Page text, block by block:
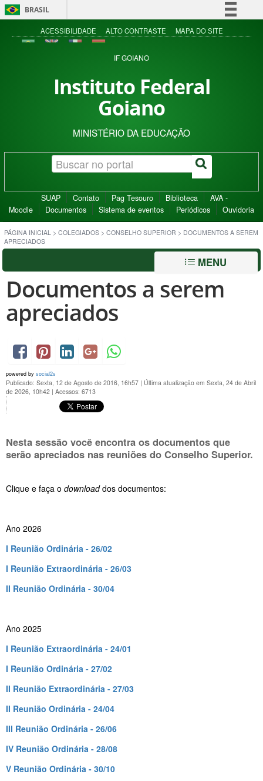
BRASIL
Simplifique!
Acesso à informação
ACESSIBILIDADE ALTO CONTRASTE MAPA DO SITE
IF GOIANO
Instituto Federal
Goiano
MINISTÉRIO DA EDUCAÇÃO
SUAP Contato Pag Tesouro Biblioteca
AVA -
Moodle
Documentos Sistema de eventos Periódicos Ouvidoria
PÁGINA INICIAL > COLEGIADOS > CONSELHO SUPERIOR > DOCUMENTOS A SEREM
APRECIADOS
MENU
Documentos a serem
apreciados
powered by social2s
Publicado: Sexta, 12 de Agosto de 2016, 16h57 | Última atualização em Sexta, 24 de Abril
de 2026, 10h42 | Acessos: 6713
Nesta sessão você encontra os documentos que
serão apreciados nas reuniões do Conselho Superior.
Clique e faça o downloaddos documentos:
Ano 2026
I Reunião Ordinária - 26/02
I Reunião Extraordinária - 26/03
II Reunião Ordinária - 30/04
Ano 2025
I Reunião Extraordinária - 24/01
I Reunião Ordinária - 27/02
II Reunião Extraordinária - 27/03
II Reunião Ordinária - 24/04
III Reunião Ordinária - 26/06
IV Reunião Ordinária - 28/08
V Reunião Ordinária - 30/10